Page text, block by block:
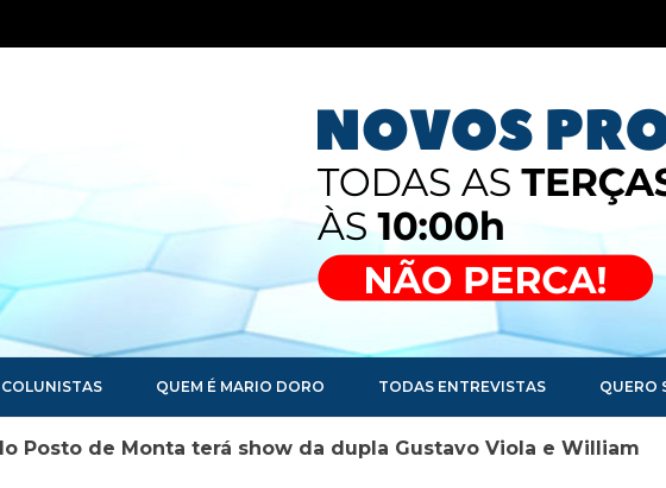
COLUNISTAS QUEM É MARIO DORO TODAS ENTREVISTAS QUERO
Posto de Monta terá show da dupla Gustavo Viola e William